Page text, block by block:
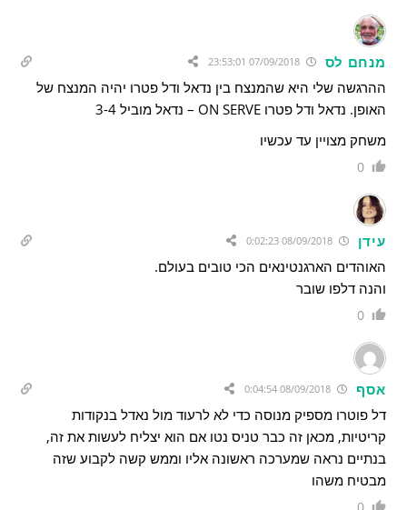
מנחם לס 07/09/2018 23:53:01
ההרגשה שלי היא שהמנצח בין נדאל ודל פטרו יהיה המנצח של
האופן. נדאל ודל פטרו ON SERVE – נדאל מוביל 3-4
משחק מצויין עד עכשיו
0
עידן 08/09/2018 0:02:23
האוהדים הארגנטינאים הכי טובים בעולם.
והנה דלפו שובר
0
אסף
דל פוטרו מספיק מנוסה כדי לא לרעוד מול נאדל בנקודות
קריטיות, מכאן זה כבר טניס נטו אם הוא יצליח לעשות את זה,
בנתיים נראה שמערכה ראשונה אליו וממש קשה לקבוע שזה
מבטיח משהו